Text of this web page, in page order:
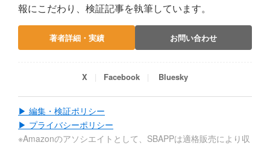
報にこだわり、検証記事を執筆しています。
著者詳細・実績 お問い合わせ
X Facebook Bluesky
▶ 編集・検証ポリシー
▶ プライバシーポリシー
※Amazonのアソシエイトとして、SBAPPは適格販売により収